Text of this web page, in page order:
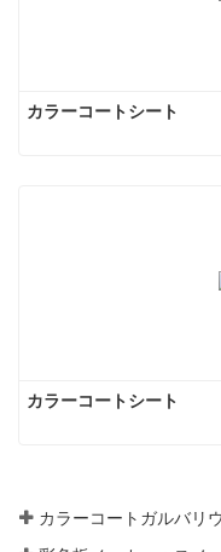
カラーコートシート
カラーコートシート
カラーコートガルバリ